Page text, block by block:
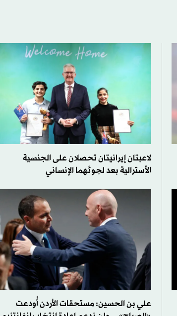
لاعبتان إيرانيتان تحصلان على الجنسية
الأسترالية بعد لجوئهما الإنساني
علي بن الحسين: مستحقات الأردن أُودعت